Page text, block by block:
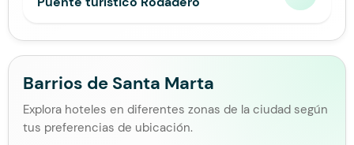
Barrios de Santa Marta
Explora hoteles en diferentes zonas de la ciudad según
tus preferencias de ubicación.